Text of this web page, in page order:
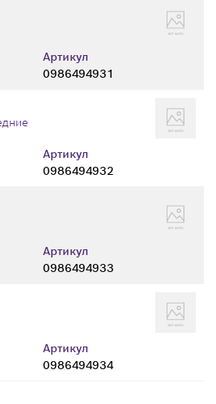
Артикул
0986494931
Артикул
0986494932
Артикул
0986494933
Артикул
0986494934